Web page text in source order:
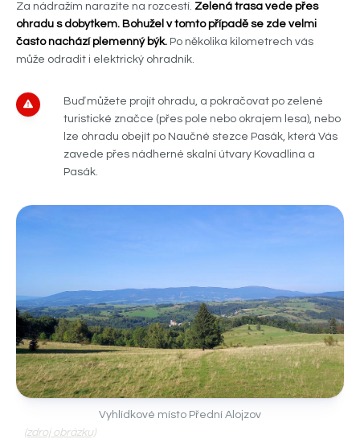
Za nádražím narazíte na rozcestí. Zelená trasa vede přes
ohradu s dobytkem. Bohužel v tomto případě se zde velmi
často nachází plemenný býk. Po několika kilometrech vás
může odradit i elektrický ohradník.
Buď můžete projít ohradu, a pokračovat po zelené
turistické značce (přes pole nebo okrajem lesa), nebo
lze ohradu obejít po Naučné stezce Pasák, která Vás
zavede přes nádherné skalní útvary Kovadlina a
Pasák.
Vyhlídkové místo Přední Alojzov
(zdroj obrázku)